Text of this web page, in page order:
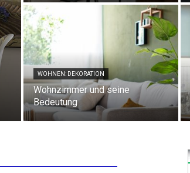
WOHNEN: DEKORATION
Wohnzimmer und seine
Bedeutung